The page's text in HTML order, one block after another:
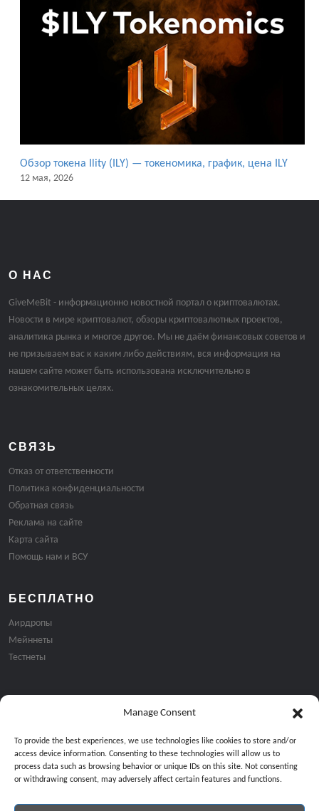
Manage Consent
To provide the best experiences, we use technologies like cookies to store and/or
access device information. Consenting to these technologies will allow us to
process data such as browsing behavior or unique IDs on this site. Not consenting
or withdrawing consent, may adversely affect certain features and functions.
Обзор токена Ility (ILY) — токеномика, график, цена ILY
12 мая, 2026
О НАС
GiveMeBit - информационно новостной портал о криптовалютах.
Новости в мире криптовалют, обзоры криптовалютных проектов,
аналитика рынка и многое другое. Мы не даём финансовых советов и
не призываем вас к каким либо действиям, вся информация на
нашем сайте может быть использована исключительно в
ознакомительных целях.
СВЯЗЬ
Отказ от ответственности
Политика конфиденциальности
Обратная связь
Реклама на сайте
Карта сайта
Помощь нам и ВСУ
БЕСПЛАТНО
Аирдропы
Мейннеты
Тестнеты
Подписка на email рассылку: